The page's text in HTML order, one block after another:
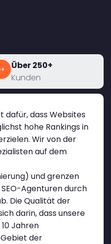
Über 250+
Kunden
dafür, dass Websites
hohe Rankings in
Wir von der
auf dem
und grenzen
Agenturen durch
Die Qualität der
darin, dass unsere
Jahren
der